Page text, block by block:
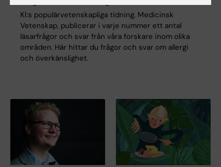
KI:s populärvetenskapliga tidning, Medicinsk
Vetenskap, publicerar i varje nummer ett antal
läsarfrågor och svar från våra forskare inom olika
områden. Här hittar du frågor och svar om allergi
och överkänslighet.